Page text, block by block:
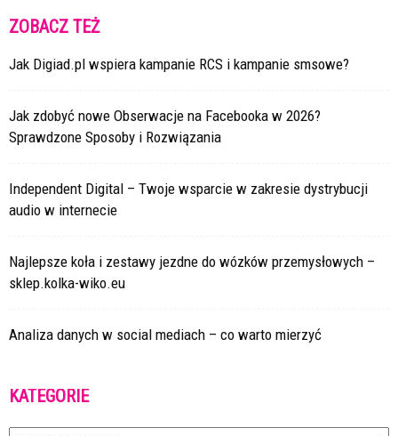
ZOBACZ TEŻ
Jak Digiad.pl wspiera kampanie RCS i kampanie smsowe?
Jak zdobyć nowe Obserwacje na Facebooka w 2026?
Sprawdzone Sposoby i Rozwiązania
Independent Digital – Twoje wsparcie w zakresie dystrybucji
audio w internecie
Najlepsze koła i zestawy jezdne do wózków przemysłowych –
sklep.kolka-wiko.eu
Analiza danych w social mediach – co warto mierzyć
KATEGORIE
Kategorie